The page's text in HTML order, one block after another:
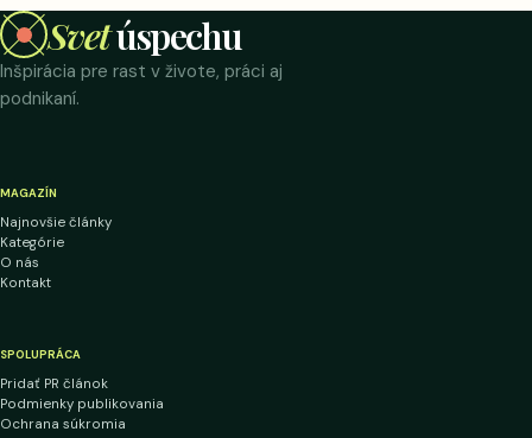
Svetúspechu
Inšpirácia pre rast v živote, práci aj
podnikaní.
MAGAZÍN
Najnovšie články
Kategórie
O nás
Kontakt
SPOLUPRÁCA
Pridať PR článok
Podmienky publikovania
Ochrana súkromia